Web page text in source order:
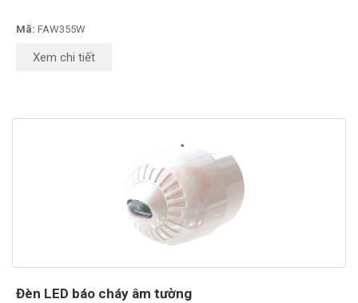
Mã: FAW355W
Xem chi tiết
Đèn LED báo cháy âm tường